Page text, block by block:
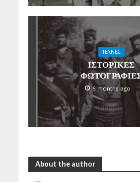
ΤΕΧΝΕΣ
ΙΣΤΟΡΙΚΕΣ
6 months ago
About the author